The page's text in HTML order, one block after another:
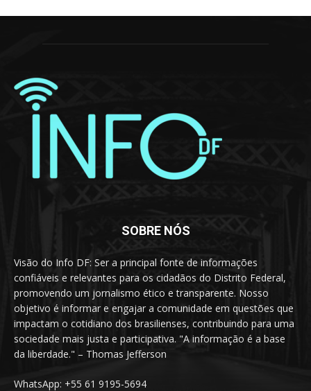
SOBRE NÓS
Visão do Info DF: Ser a principal fonte de informações
confiáveis e relevantes para os cidadãos do Distrito Federal,
promovendo um jornalismo ético e transparente. Nosso
objetivo é informar e engajar a comunidade em questões que
impactam o cotidiano dos brasilienses, contribuindo para uma
sociedade mais justa e participativa. "A informação é a base
da liberdade." – Thomas Jefferson
WhatsApp: +55 61 9195-5694